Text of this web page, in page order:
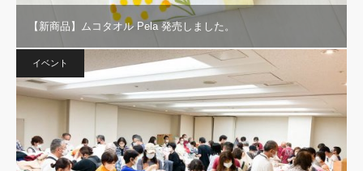
【新商品】ムコタオル Pela 発売しました。
イベント